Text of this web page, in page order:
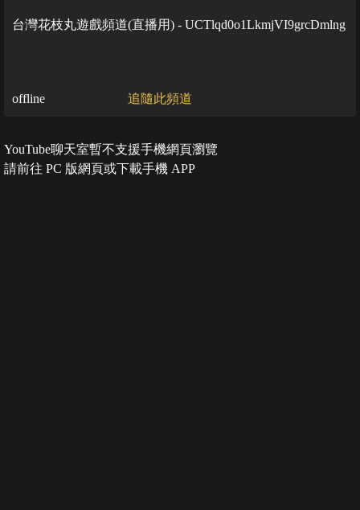
台灣花枝丸遊戲頻道(直播用) - UCTlqd0o1LkmjVI9grcDmlng
offline 追隨此頻道
YouTube聊天室暫不支援手機網頁瀏覽
請前往 PC 版網頁或下載手機 APP